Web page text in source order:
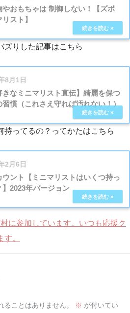
やおもちゃは 制御しない！【ズボ
スト】
ズりした記事はこちら
8月1日
きなミニマリスト直伝】綺麗を保つ
習慣（これさえ守れば汚れない！）
持ってるの？ってかたはこちら
2月6日
ウント【ミニマリストはいくつ持っ
】2023年バージョン
に参加しています。いつも応援ク
。
ることはありません。 ※ が付いてい